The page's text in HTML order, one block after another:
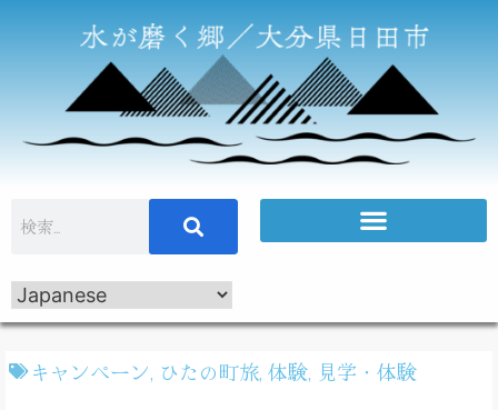
キャンペーン, ひたの町旅, 体験, 見学・体験